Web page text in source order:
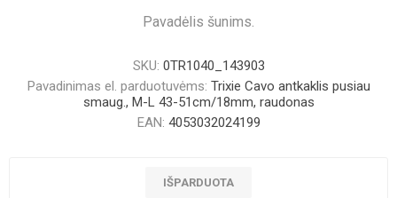
Pavadėlis šunims.
SKU: 0TR1040_143903
Pavadinimas el. parduotuvėms: Trixie Cavo antkaklis pusiau
smaug., M-L 43-51cm/18mm, raudonas
EAN: 4053032024199
IŠPARDUOTA